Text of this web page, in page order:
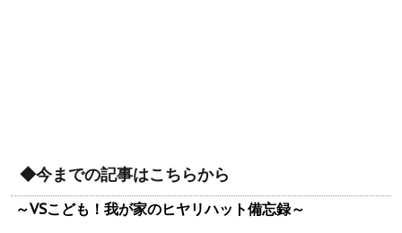
◆今までの記事はこちらから
～VSこども！我が家のヒヤリハット備忘録～